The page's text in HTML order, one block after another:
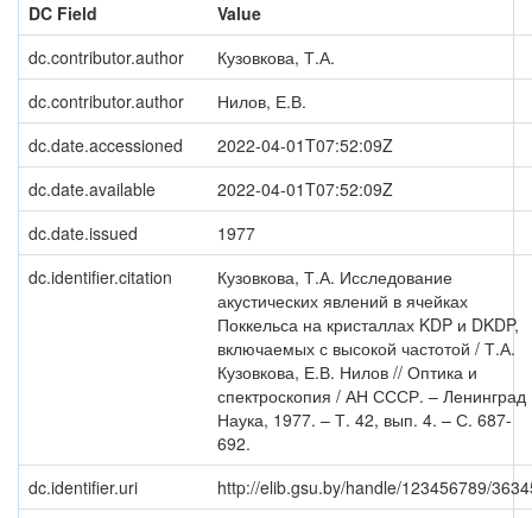
DC Field
Value
dc.contributor.author
Кузовкова, Т.А.
dc.contributor.author
Нилов, Е.В.
dc.date.accessioned
2022-04-01T07:52:09Z
dc.date.available
2022-04-01T07:52:09Z
dc.date.issued
1977
dc.identifier.citation
Кузовкова, Т.А. Исследование
акустических явлений в ячейках
Поккельса на кристаллах KDP и DKDP,
включаемых с высокой частотой / Т.А.
Кузовкова, Е.В. Нилов // Оптика и
спектроскопия / АН СССР. – Ленинград
Наука, 1977. – Т. 42, вып. 4. – С. 687-
692.
dc.identifier.uri
http://elib.gsu.by/handle/123456789/